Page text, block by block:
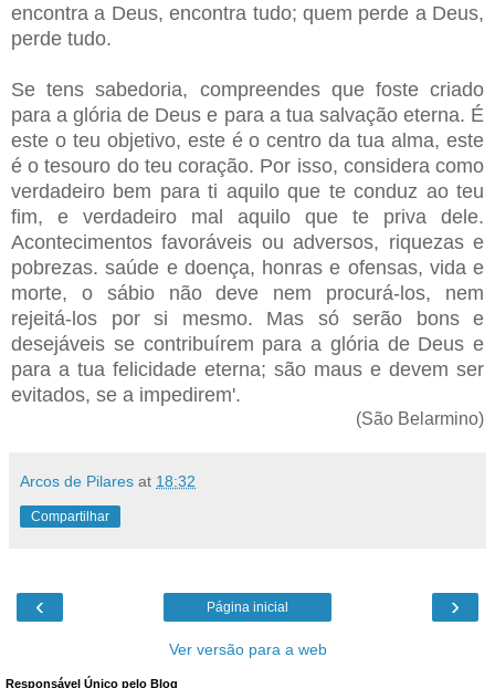
encontra a Deus, encontra tudo; quem perde a Deus,
perde tudo.
Se tens sabedoria, compreendes que foste criado
para a glória de Deus e para a tua salvação eterna. É
este o teu objetivo, este é o centro da tua alma, este
é o tesouro do teu coração. Por isso, considera como
verdadeiro bem para ti aquilo que te conduz ao teu
fim, e verdadeiro mal aquilo que te priva dele.
Acontecimentos favoráveis ou adversos, riquezas e
pobrezas. saúde e doença, honras e ofensas, vida e
morte, o sábio não deve nem procurá-los, nem
rejeitá-los por si mesmo. Mas só serão bons e
desejáveis se contribuírem para a glória de Deus e
para a tua felicidade eterna; são maus e devem ser
evitados, se a impedirem'.
(São Belarmino)
Arcos de Pilares at 18:32
Compartilhar
‹ ›
Página inicial
Ver versão para a web
Responsável Único pelo Blog